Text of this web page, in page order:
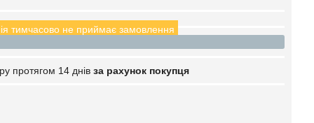
тимчасово не приймає замовлення
протягом 14 днів за рахунок покупця